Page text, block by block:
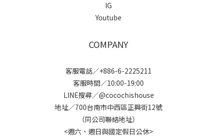
IG
Youtube
COMPANY
客服電話／+886-6-2225211
客服時間／10:00-19:00
LINE搜尋／@cocochishouse
地址／700台南市中西區正興街12號
（同公司聯絡地址）
<週六、週日與國定假日公休>